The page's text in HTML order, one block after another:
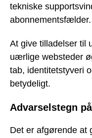
tekniske
abonnementsfælder.
At give tilladelser til
uærlige websteder
tab, identitetstyveri
betydeligt.
Advarselstegn
Det er afgørende at